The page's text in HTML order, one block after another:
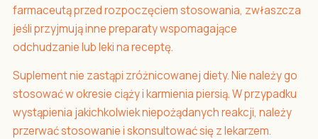
farmaceutą przed rozpoczęciem stosowania, zwłaszcza
jeśli przyjmują inne preparaty wspomagające
odchudzanie lub leki na receptę.
Suplement nie zastąpi zróżnicowanej diety. Nie należy go
stosować w okresie ciąży i karmienia piersią. W przypadku
wystąpienia jakichkolwiek niepożądanych reakcji, należy
przerwać stosowanie i skonsultować się z lekarzem.